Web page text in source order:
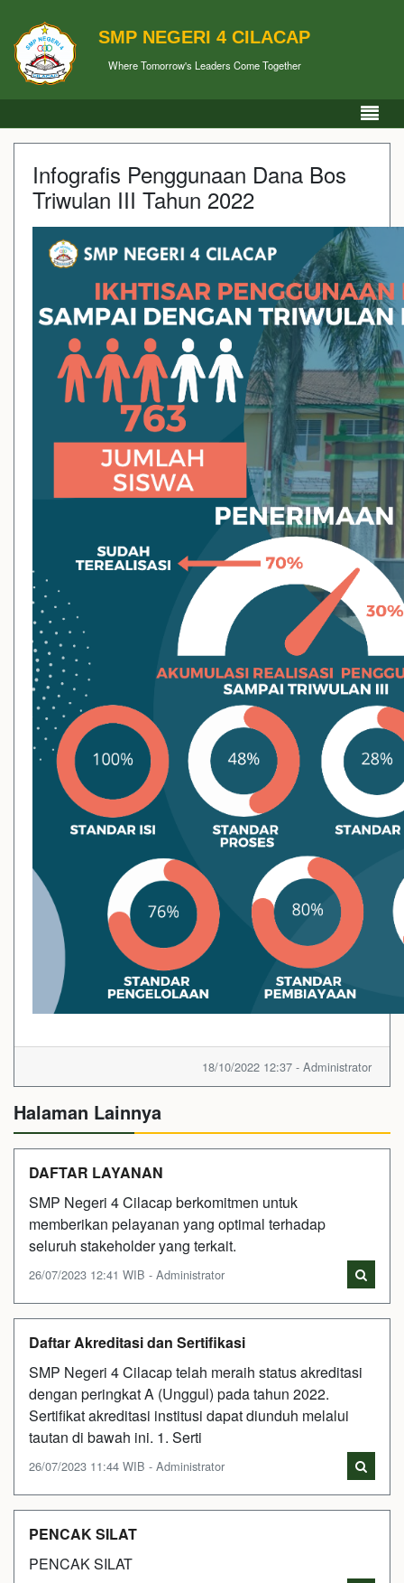
SMP NEGERI 4 CILACAP
Where Tomorrow's Leaders Come Together
Infografis Penggunaan Dana Bos
Triwulan III Tahun 2022
18/10/2022 12:37 - Administrator
Halaman Lainnya
DAFTAR LAYANAN
SMP Negeri 4 Cilacap berkomitmen untuk
memberikan pelayanan yang optimal terhadap
seluruh stakeholder yang terkait.
26/07/2023 12:41 WIB - Administrator
Daftar Akreditasi dan Sertifikasi
SMP Negeri 4 Cilacap telah meraih status akreditasi
dengan peringkat A (Unggul) pada tahun 2022.
Sertifikat akreditasi institusi dapat diunduh melalui
tautan di bawah ini. 1. Serti
26/07/2023 11:44 WIB - Administrator
PENCAK SILAT
PENCAK SILAT